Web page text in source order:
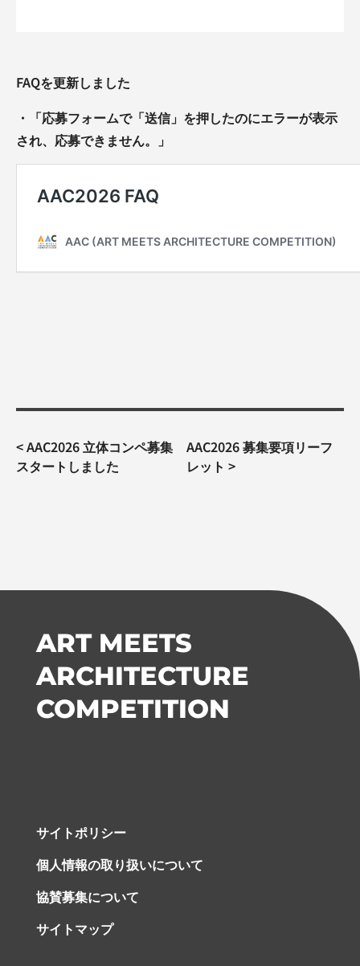
FAQを更新しました
・「応募フォームで「送信」を押したのにエラーが表示
され、応募できません。」
投
稿
<AAC2026 立体コンペ募集
スタートしました
AAC2026 募集要項リーフ
レット >
ART MEETS
ARCHITECTURE
COMPETITION
サイトポリシー
個人情報の取り扱いについて
協賛募集について
サイトマップ